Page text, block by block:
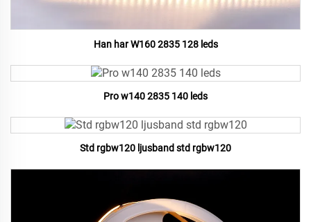
Han har W160 2835 128 leds
Pro w140 2835 140 leds
Std rgbw120 ljusband std rgbw120